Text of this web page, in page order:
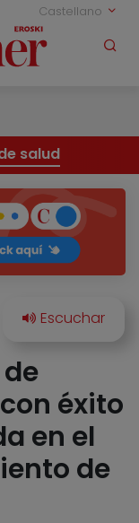
Castellano
salud
éxito
en el
de